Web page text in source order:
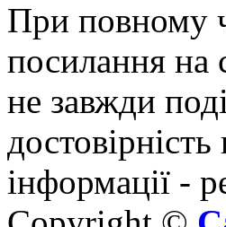
При повному
посилання на
не завжди
інформації -